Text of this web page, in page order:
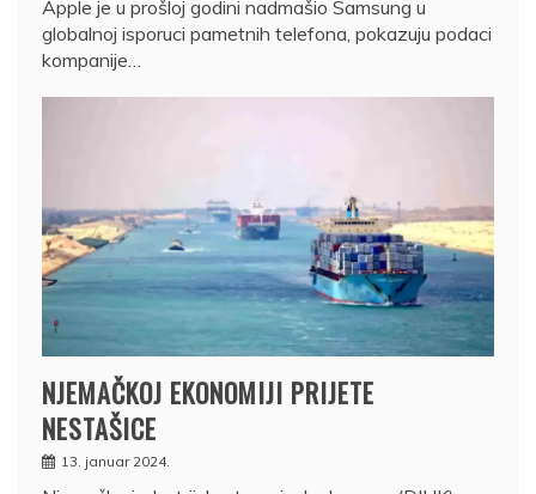
Apple je u prošloj godini nadmašio Samsung u
globalnoj isporuci pametnih telefona, pokazuju podaci
kompanije…
NJEMAČKOJ EKONOMIJI PRIJETE
NESTAŠICE
13. januar 2024.